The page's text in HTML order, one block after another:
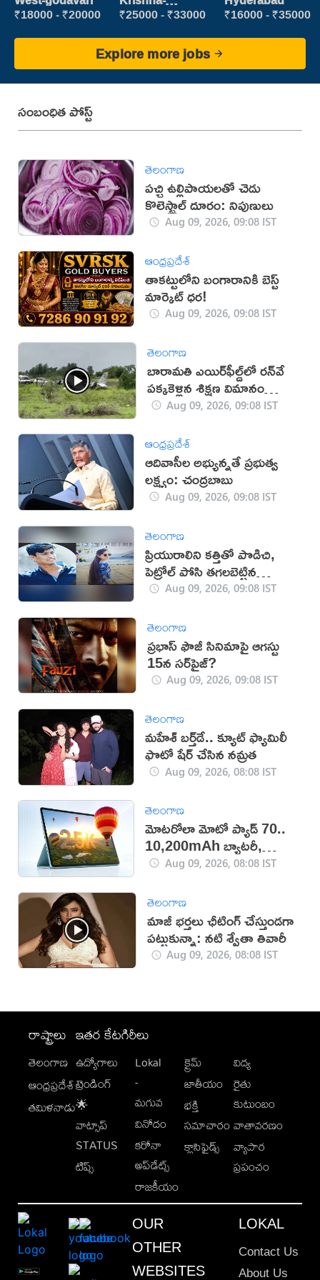
₹18000 - ₹20000 vijayawada
₹25000 - ₹33000 ₹16000 - ₹35000
Explore more jobs
సంబంధిత పోస్ట్
తెలంగాణ
పచ్చి ఉల్లిపాయలతో చెడు
కొలెస్ట్రాల్ దూరం: నిపుణులు
Aug 09, 2026, 09:08 IST
ఆంధ్రప్రదేశ్
తాకట్టులోని బంగారానికి బెస్ట్
మార్కెట్ ధర!
Aug 09, 2026, 09:08 IST
తెలంగాణ
బారామతి ఎయిర్‌ఫీల్డ్‌లో రన్‌వే
పక్కకెళ్లిన శిక్షణ విమానం
(వీడియో)
Aug 09, 2026, 09:08 IST
ఆంధ్రప్రదేశ్
ఆదివాసీల అభ్యున్నతే ప్రభుత్వ
లక్ష్యం: చంద్రబాబు
Aug 09, 2026, 09:08 IST
తెలంగాణ
ప్రియురాలిని కత్తితో పొడిచి,
పెట్రోల్ పోసి తగలబెట్టిన
ప్రియుడు!
Aug 09, 2026, 09:08 IST
తెలంగాణ
ప్రభాస్ ఫౌజీ సినిమాపై ఆగస్టు
15న సర్‌ప్రైజ్?
Aug 09, 2026, 09:08 IST
తెలంగాణ
మహేశ్‌ బర్త్‌డే.. క్యూట్‌ ఫ్యామిలీ
ఫొటో షేర్ చేసిన నమ్రత
Aug 09, 2026, 08:08 IST
తెలంగాణ
మోటరోలా మోటో ప్యాడ్ 70..
10,200mAh బ్యాటరీ,
5Gతో కొత్త టాబ్లెట్ విడుదల
Aug 09, 2026, 08:08 IST
తెలంగాణ
మాజీ భర్తలు ఛీటింగ్ చేస్తుండగా
పట్టుకున్నా: నటి శ్వేతా తివారీ
Aug 09, 2026, 08:08 IST
రాష్ట్రాలు
తెలంగాణ
ఆంధ్రప్రదేశ్
తమిళనాడు
ఇతర కేటగిరీలు
ఉద్యోగాలు
ట్రెండింగ్
🌟
వాట్సాప్
STATUS
టిప్స్
Lokal
-
మగువ
వినోదం
కరోనా
అప్‌డేట్స్
రాజకీయం
క్రైమ్
జాతీయం
భక్తి
సమాచారం
క్లాసిఫైడ్స్
విద్య
రైతు
కుటుంబం
వాతావరణం
వ్యాపార
ప్రపంచం
OUR
OTHER
WEBSITES
LOKAL
Contact Us
About Us